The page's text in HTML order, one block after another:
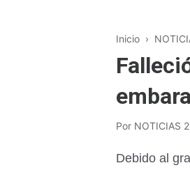
Inicio ›
Por NOTICIAS
Debido al